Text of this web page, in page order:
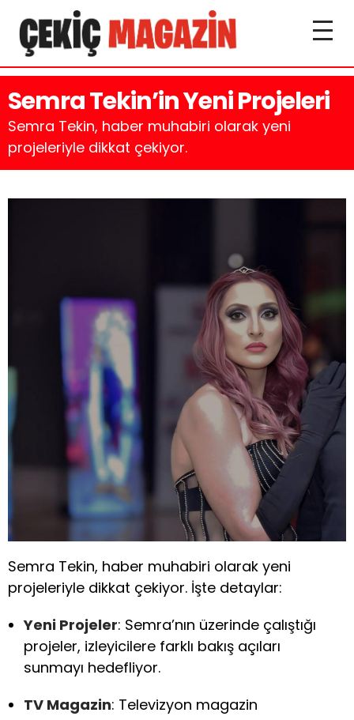
Semra Tekin’in Yeni Projeleri
Semra Tekin, haber muhabiri olarak yeni
projeleriyle dikkat çekiyor.
Semra Tekin, haber muhabiri olarak yeni
projeleriyle dikkat çekiyor. İşte detaylar:
Yeni Projeler: Semra’nın üzerinde çalıştığı
projeler, izleyicilere farklı bakış açıları
sunmayı hedefliyor.
TV Magazin: Televizyon magazin